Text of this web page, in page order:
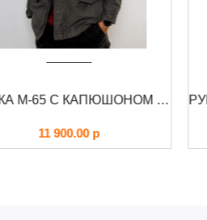
КУРТКА М-65 С КАПЮШОНОМ RAIDO FOERSVERD
11 900.00 р